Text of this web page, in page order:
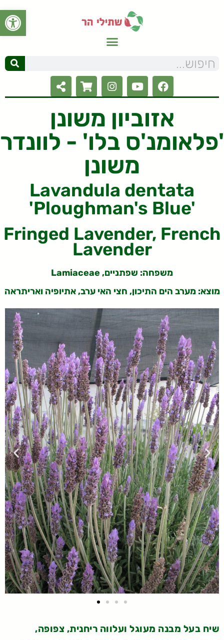
פתח
אזוביון משונן
'פלאומנ'ס בלו' - לוונדר
משונן
Lavandula dentata
'Ploughman's Blue'
Fringed Lavender, French
Lavender
משפחה: שפתניים, Lamiaceae
מוצא: מערב הים התיכון, חצי האי ערב, אתיופיה ואריתראה
שיח בעל מבנה מעוגל ועלווה ריחנית, צפופה,